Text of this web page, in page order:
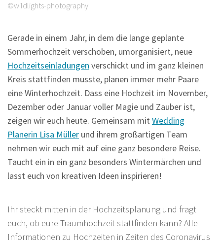
©wildlights-photography
Gerade in einem Jahr, in dem die lange geplante
Sommerhochzeit verschoben, umorganisiert, neue
Hochzeitseinladungen verschickt und im ganz kleinen
Kreis stattfinden musste, planen immer mehr Paare
eine Winterhochzeit. Dass eine Hochzeit im November,
Dezember oder Januar voller Magie und Zauber ist,
zeigen wir euch heute. Gemeinsam mit Wedding
Planerin Lisa Müller und ihrem großartigen Team
nehmen wir euch mit auf eine ganz besondere Reise.
Taucht ein in ein ganz besonders Wintermärchen und
lasst euch von kreativen Ideen inspirieren!
Ihr steckt mitten in der Hochzeitsplanung und fragt
euch, ob eure Traumhochzeit stattfinden kann? Alle
Informationen zu Hochzeiten in Zeiten des Coronavirus